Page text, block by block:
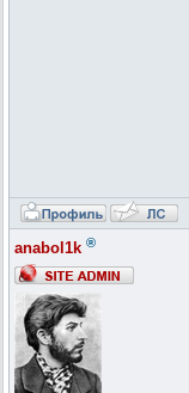
anabol1k ®